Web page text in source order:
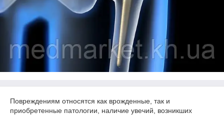
Повреждениям относятся как врожденные, так и
приобретенные патологии, наличие увечий, возникших